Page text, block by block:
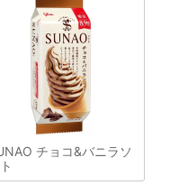
チョコ&バニラソ